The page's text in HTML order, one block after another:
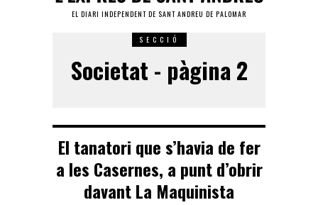
EL DIARI INDEPENDENT DE SANT ANDREU DE PALOMAR
SECCIÓ
Societat - pàgina 2
El tanatori que s’havia de fer
a les Casernes, a punt d’obrir
davant La Maquinista